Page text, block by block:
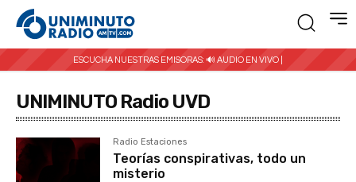
ESCUCHA NUESTRAS EMISORAS: 🔊 AUDIO EN VIVO |
UNIMINUTO Radio UVD
Radio Estaciones
Teorías conspirativas, todo un
misterio